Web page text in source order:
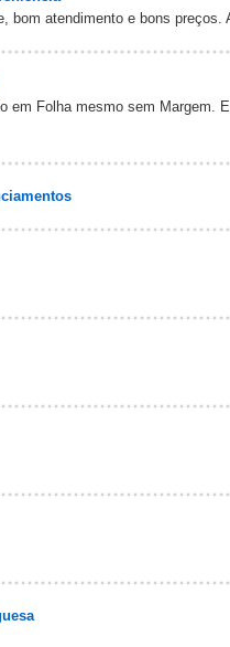
bom atendimento e bons preços.
em Folha mesmo sem Margem.